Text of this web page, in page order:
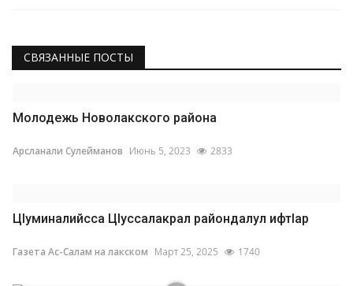
СВЯЗАННЫЕ ПОСТЫ
Молодежь Новолакского района
Арсланали Сулейманов Июнь 5, 2023 2833
ЦIуминалийсса ЦIуссалакрал райондалул ифтIар
Газета Ас-Салам на лакском Март 25, 2025 1740